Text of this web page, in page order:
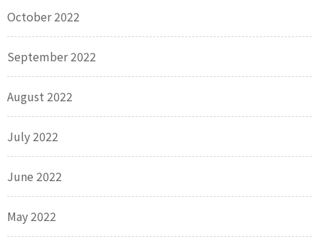
October 2022
September 2022
August 2022
July 2022
June 2022
May 2022